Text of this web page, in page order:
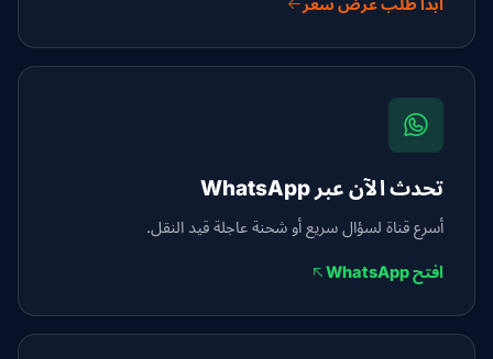
ابدأ طلب عرض سعر
تحدث الآن عبر WhatsApp
أسرع قناة لسؤال سريع أو شحنة عاجلة قيد النقل.
افتح WhatsApp